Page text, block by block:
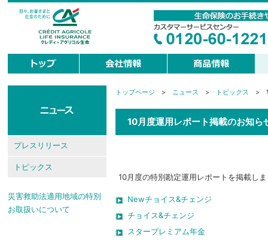
現
トップページ > ニュース > トピックス >
10月度運用レポート掲載のお知ら
10月度の特別勘定運用レポートを掲載し
Newチョイス&チェンジ
チョイス&チェンジ
スタープレミアム年金
プレスリリース
トピックス
災害救助法適用地域の特別
お取扱いについて